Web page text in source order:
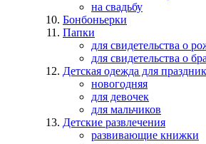
на свадьбу
Бонбоньерки
Папки
для свидетельства о
для свидетельства о
Детская одежда для
новогодняя
для девочек
для мальчиков
Детские развлечения
развивающие книжки